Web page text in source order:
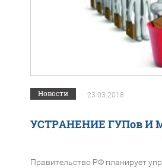
Новости 23.03.2018
УСТРАНЕНИЕ ГУПов И
Правительство РФ планирует